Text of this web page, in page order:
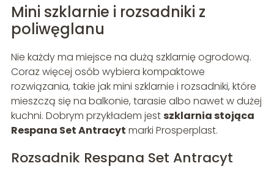
Mini szklarnie i rozsadniki z
poliwęglanu
Nie każdy ma miejsce na dużą szklarnię ogrodową.
Coraz więcej osób wybiera kompaktowe
rozwiązania, takie jak mini szklarnie i rozsadniki, które
mieszczą się na balkonie, tarasie albo nawet w dużej
kuchni. Dobrym przykładem jestszklarnia stojąca
Respana Set Antracyt marki Prosperplast.
Rozsadnik Respana Set Antracyt